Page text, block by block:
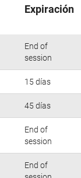
Expiración
End of
session
15 días
45 días
End of
session
End of